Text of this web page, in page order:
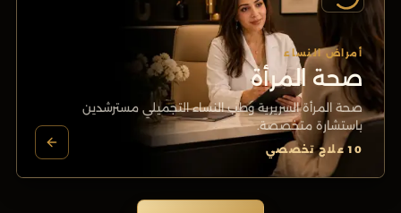
أمراض النساء
صحة المرأة
صحة المرأة السريرية وطب النساء التجميلي مسترشدين
باستشارة متخصصة.
10 علاج تخصصي